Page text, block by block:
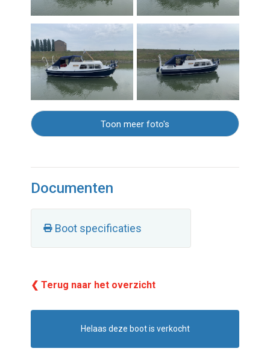
Toon meer foto's
Documenten
Boot specificaties
❮ Terug naar het overzicht
Helaas deze boot is verkocht